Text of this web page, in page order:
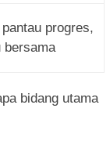
progres,
bersama
bidang utama